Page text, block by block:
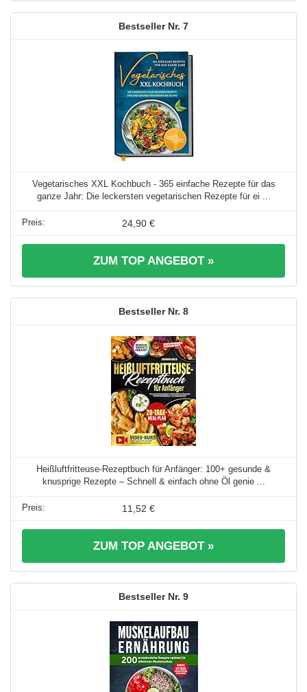
7
Vegetarisches XXL Kochbuch - 365 einfache Rezepte für das
ganze Jahr: Die leckersten vegetarischen Rezepte für ei ...
24,90 €
ZUM TOP ANGEBOT »
8
Heißluftfritteuse-Rezeptbuch für Anfänger: 100+ gesunde &
knusprige Rezepte – Schnell & einfach ohne Öl genie ...
11,52 €
ZUM TOP ANGEBOT »
9